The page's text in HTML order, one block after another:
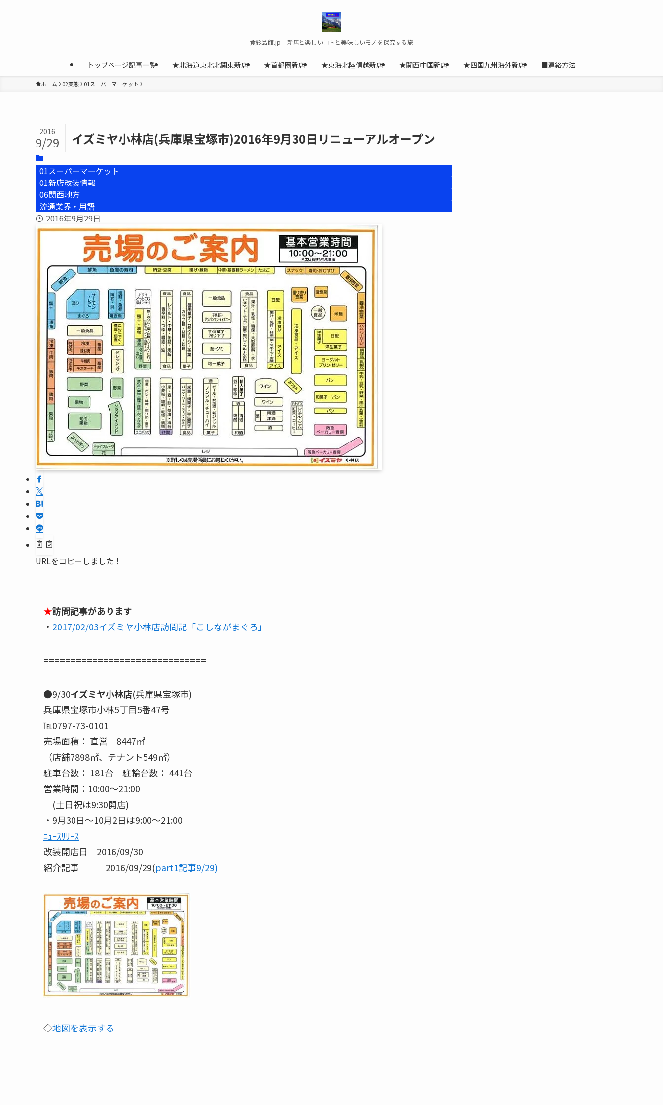
食彩品館.jp 新店と楽しいコトと美味しいモノを探究する旅
トップページ記事一覧 ★北海道東北北関東新店 ★首都圏新店 ★東海北陸信越新店 ★関西中国新店 ★四国九州海外新店 ■連絡方法
ホーム 02業態 01スーパーマーケット
イズミヤ小林店(兵庫県宝塚市)2016年9月30日リニューアルオープン
2016
9/29
01スーパーマーケット
01新店改装情報
06関西地方
流通業界・用語
2016年9月29日
URLをコピーしました！
★訪問記事があります
・ 2017/02/03イズミヤ小林店訪問記「こしながまぐろ」
==============================
●9/30イズミヤ小林店(兵庫県宝塚市)
兵庫県宝塚市小林5丁目5番47号
℡0797-73-0101
売場面積： 直営 8447㎡
（店舗7898㎡、テナント549㎡）
駐車台数： 181台 駐輪台数： 441台
営業時間：10:00～21:00
(土日祝は9:30開店)
・9月30日～10月2日は9:00～21:00
ﾆｭｰｽﾘﾘｰｽ
改装開店日 2016/09/30
紹介記事 2016/09/29(part1記事9/29)
◇地図を表示する